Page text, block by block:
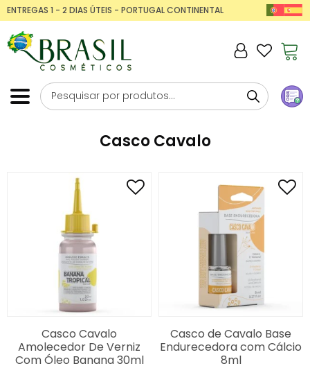
ENTREGAS 1 - 2 DIAS ÚTEIS - PORTUGAL CONTINENTAL
Casco Cavalo
Casco Cavalo
Amolecedor De Verniz
Com Óleo Banana 30ml
Casco de Cavalo Base
Endurecedora com Cálcio
8ml